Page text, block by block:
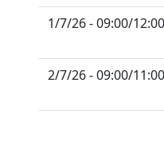
1/7/26 - 09:00/12:00
2/7/26 - 09:00/11:00